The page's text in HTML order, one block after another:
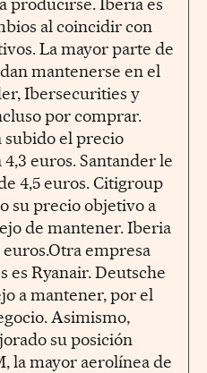
al coincidir con
La mayor parte de
mantenerse en el
Ibersecurities y
por comprar.
subido el precio
euros. Santander le
4,5 euros. Citigroup
su precio objetivo a
de mantener. Iberia
empresa
es Ryanair. Deutsche
a mantener, por el
Asimismo,
su posición
la mayor aerolínea de